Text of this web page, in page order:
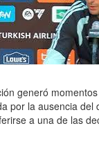
generó
por la ausencia
a una de las